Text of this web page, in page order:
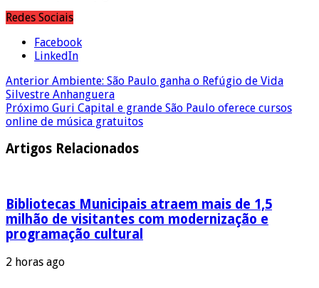
Redes Sociais
Facebook
LinkedIn
Anterior Ambiente: São Paulo ganha o Refúgio de Vida
Silvestre Anhanguera
Próximo Guri Capital e grande São Paulo oferece cursos
online de música gratuitos
Artigos Relacionados
Bibliotecas Municipais atraem mais de 1,5
milhão de visitantes com modernização e
programação cultural
2 horas ago